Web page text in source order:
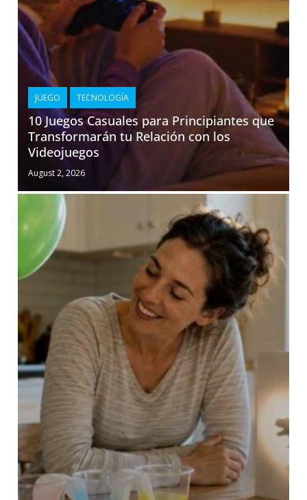
JUEGO TECNOLOGÍA
10 Juegos Casuales para Principiantes que
Transformarán tu Relación con los
Videojuegos
August 2, 2026